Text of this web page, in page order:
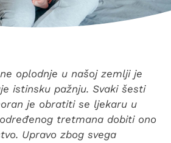
oplodnje u našoj zemlji je
istinsku pažnju. Svaki šesti
je obratiti se ljekaru u
tretmana dobiti ono
Upravo zbog svega